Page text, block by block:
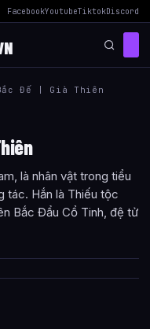
FacebookYoutubeTiktokDiscord
Đế | Già Thiên
là nhân vật trong tiểu
tác. Hắn là Thiếu tộc
Bắc Đẩu Cổ Tinh, đệ tử